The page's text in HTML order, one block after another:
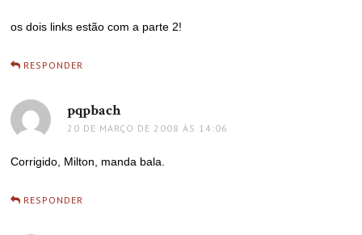
os dois links estão com a parte 2!
RESPONDER
pqpbachdisse:
20 DE MARÇO DE 2008 ÀS 14:06
Corrigido, Milton, manda bala.
RESPONDER